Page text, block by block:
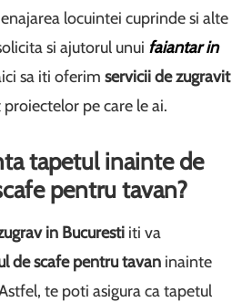
locuintei cuprinde si alte
si ajutorul unui faiantar in
sa iti oferimservicii de zugravit
pe care le ai.
tapetul inainte de
pentru tavan?
in Bucuresti iti va
de scafe pentru tavan inainte
te poti asigura ca tapetul